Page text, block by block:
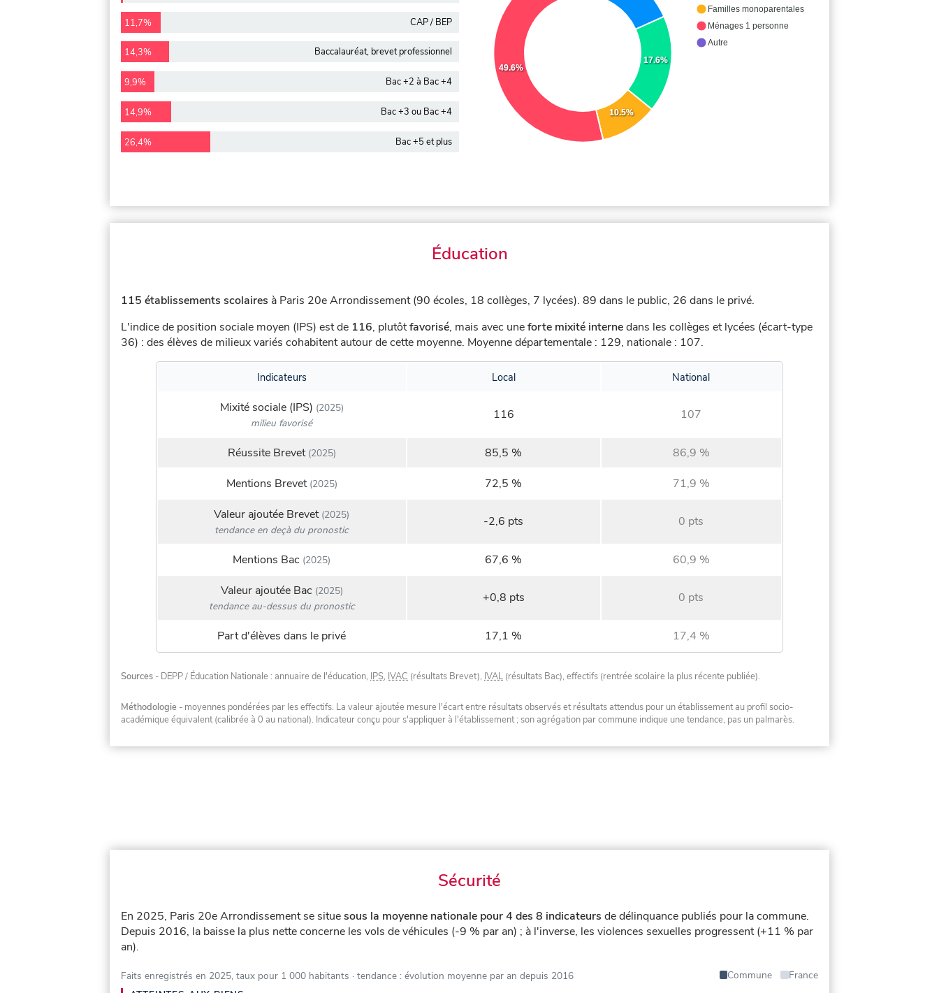
11,7% CAP / BEP
14,3% Baccalauréat, brevet professionnel
9,9% Bac +2 à Bac +4
14,9% Bac +3 ou Bac +4
26,4% Bac +5 et plus
17.6%
10.5%
49.6%
Familles monoparentales
Ménages 1 personne
Autre
Éducation
115 établissements scolaires à Paris 20e Arrondissement (90 écoles, 18 collèges, 7 lycées). 89 dans le public, 26 dans le privé.
L'indice de position sociale moyen (IPS) est de 116, plutôtfavorisé, mais avec uneforte mixité internedans les collèges et lycées (écart-type
36) : des élèves de milieux variés cohabitent autour de cette moyenne. Moyenne départementale : 129, nationale : 107.
Indicateurs Local National
Mixité sociale (IPS) (2025)
milieu favorisé
116 107
Réussite Brevet(2025) 85,5 %
86,9 %
Mentions Brevet(2025) 72,5 %
71,9 %
Valeur ajoutée Brevet(2025)
tendance en deçà du pronostic
-2,6 pts 0 pts
Mentions Bac (2025) 67,6 %
60,9 %
Valeur ajoutée Bac (2025)
tendance au-dessus du pronostic
+0,8 pts 0 pts
Part d'élèves dans le privé 17,1 % 17,4 %
Sources - DEPP / Éducation Nationale : annuaire de l'éducation, IPS, IVAC (résultats Brevet), IVAL (résultats Bac), effectifs (rentrée scolaire la plus récente publiée).
Méthodologie - moyennes pondérées par les effectifs. La valeur ajoutée mesure l'écart entre résultats observés et résultats attendus pour un établissement au profil socio-
académique équivalent (calibrée à 0 au national). Indicateur conçu pour s'appliquer à l'établissement ; son agrégation par commune indique une tendance, pas un palmarès.
Sécurité
En 2025, Paris 20e Arrondissement se situesous la moyenne nationale pour 4 des 8 indicateurs de délinquance publiés pour la commune.
Depuis 2016, la baisse la plus nette concerne les vols de véhicules (-9 % par an) ; à l'inverse, les violences sexuelles progressent (+11 % par
an).
Faits enregistrés en 2025, taux pour 1 000 habitants · tendance : évolution moyenne par an depuis 2016 Commune
France